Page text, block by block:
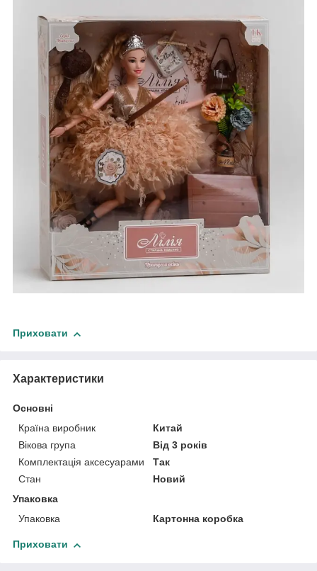
Приховати
Характеристики
Основні
Країна виробник
Китай
Вікова група
Від 3 років
Комплектація аксесуарами
Так
Стан
Новий
Упаковка
Упаковка
Картонна коробка
Приховати